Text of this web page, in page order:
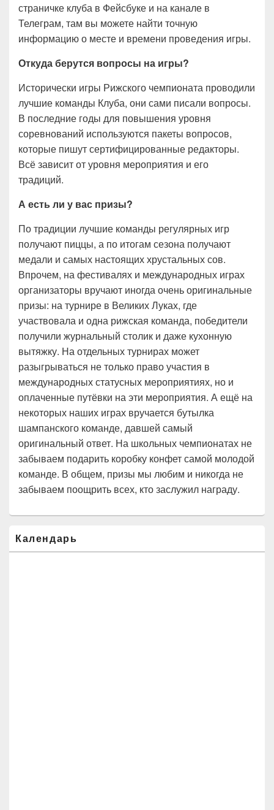
страничке клуба в Фейсбуке и на канале в
Телеграм, там вы можете найти точную
информацию о месте и времени проведения игры.
Откуда берутся вопросы на игры?
Исторически игры Рижского чемпионата проводили
лучшие команды Клуба, они сами писали вопросы.
В последние годы для повышения уровня
соревнований используются пакеты вопросов,
которые пишут сертифицированные редакторы.
Всё зависит от уровня мероприятия и его
традиций.
А есть ли у вас призы?
По традиции лучшие команды регулярных игр
получают пиццы, а по итогам сезона получают
медали и самых настоящих хрустальных сов.
Впрочем, на фестивалях и международных играх
организаторы вручают иногда очень оригинальные
призы: на турнире в Великих Луках, где
участвовала и одна рижская команда, победители
получили журнальный столик и даже кухонную
вытяжку. На отдельных турнирах может
разыгрываться не только право участия в
международных статусных мероприятиях, но и
оплаченные путёвки на эти мероприятия. А ещё на
некоторых наших играх вручается бутылка
шампанского команде, давшей самый
оригинальный ответ. На школьных чемпионатах не
забываем подарить коробку конфет самой молодой
команде. В общем, призы мы любим и никогда не
забываем поощрить всех, кто заслужил награду.
основной
боковой
Календарь